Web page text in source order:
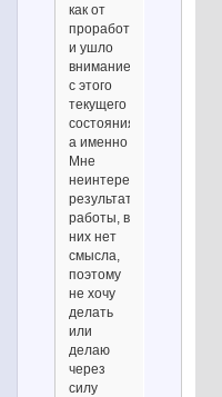
как от
проработки
и ушло
внимание
с этого
текущего
состояния,
а именно
Мне
неинтересны
результаты
работы, в
них нет
смысла,
поэтому
не хочу
делать
или
делаю
через
силу